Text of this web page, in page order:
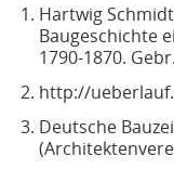
Hartwig
Baugeschichte
1790-1870.
http://
Deutsche